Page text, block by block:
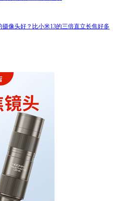
像头好？比小米13的三倍直立长焦好多